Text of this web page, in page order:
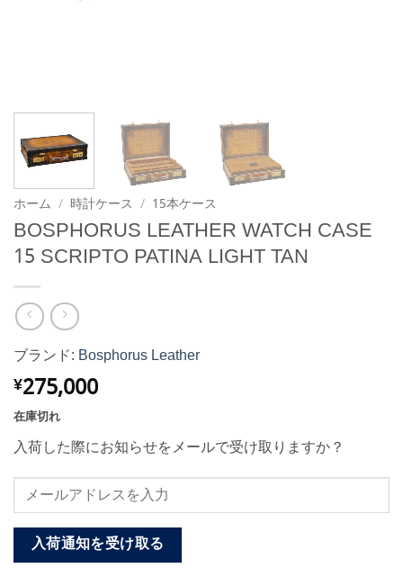
ホーム / 時計ケース / 15本ケース
BOSPHORUS LEATHER WATCH CASE
15 SCRIPTO PATINA LIGHT TAN
ブランド: Bosphorus Leather
¥275,000
在庫切れ
入荷した際にお知らせをメールで受け取りますか？
入荷通知を受け取る